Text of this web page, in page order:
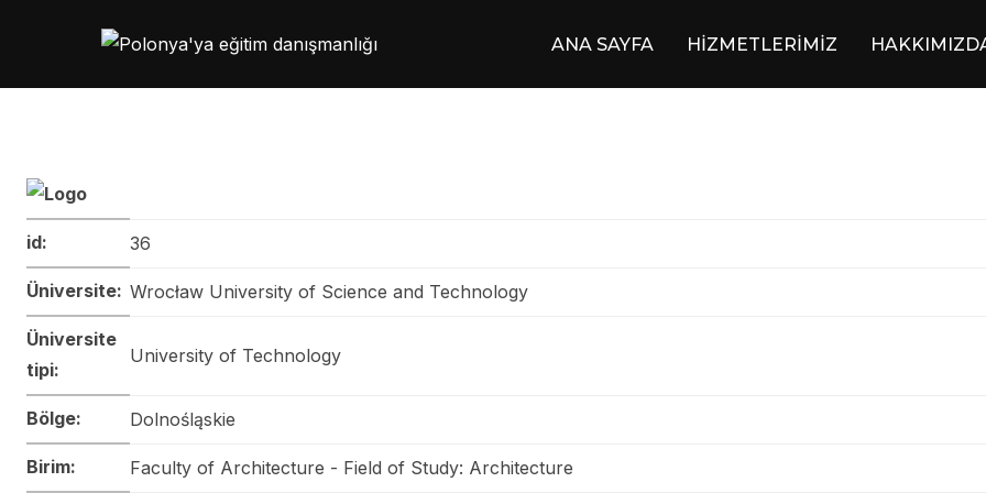
ANA SAYFA HİZMETLERİMİZ
id: 36
Üniversite: Wrocław University of Science and Technology
Üniversite
tipi:
University of Technology
Bölge: Dolnośląskie
Birim: Faculty of Architecture - Field of Study: Architecture